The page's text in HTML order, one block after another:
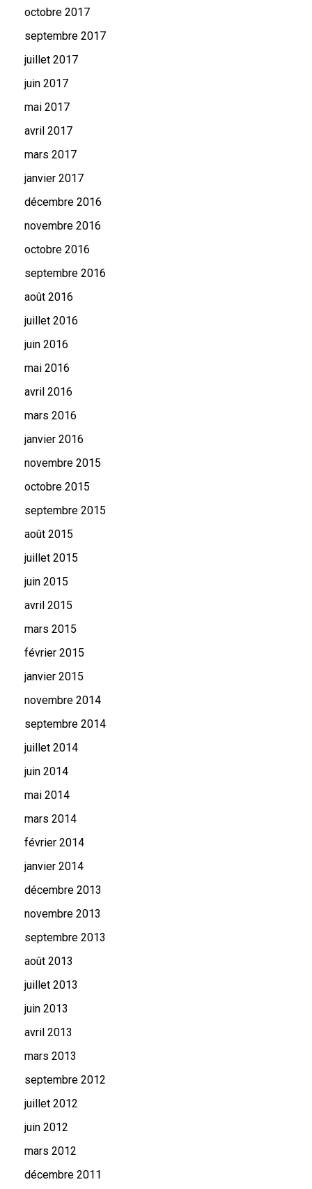
octobre 2017
septembre 2017
juillet 2017
juin 2017
mai 2017
avril 2017
mars 2017
janvier 2017
décembre 2016
novembre 2016
octobre 2016
septembre 2016
août 2016
juillet 2016
juin 2016
mai 2016
avril 2016
mars 2016
janvier 2016
novembre 2015
octobre 2015
septembre 2015
août 2015
juillet 2015
juin 2015
avril 2015
mars 2015
février 2015
janvier 2015
novembre 2014
septembre 2014
juillet 2014
juin 2014
mai 2014
mars 2014
février 2014
janvier 2014
décembre 2013
novembre 2013
septembre 2013
août 2013
juillet 2013
juin 2013
avril 2013
mars 2013
septembre 2012
juillet 2012
juin 2012
mars 2012
décembre 2011